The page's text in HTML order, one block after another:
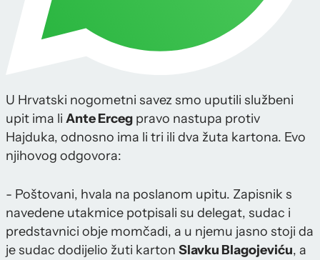
U Hrvatski nogometni savez smo uputili službeni
upit ima li Ante Erceg pravo nastupa protiv
Hajduka, odnosno ima li tri ili dva žuta kartona. Evo
njihovog odgovora:
- Poštovani, hvala na poslanom upitu. Zapisnik s
navedene utakmice potpisali su delegat, sudac i
predstavnici obje momčadi, a u njemu jasno stoji da
je sudac dodijelio žuti karton Slavku Blagojeviću, a